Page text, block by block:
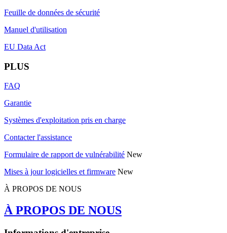
Feuille de données de sécurité
Manuel d'utilisation
EU Data Act
PLUS
FAQ
Garantie
Systèmes d'exploitation pris en charge
Contacter l'assistance
Formulaire de rapport de vulnérabilité New
Mises à jour logicielles et firmware New
À PROPOS DE NOUS
À PROPOS DE NOUS